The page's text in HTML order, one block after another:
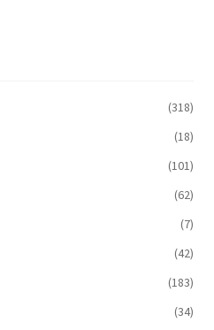
(318)
(18)
(101)
(62)
(7)
(42)
(183)
(34)